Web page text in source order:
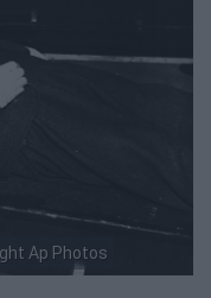
Ap Photos